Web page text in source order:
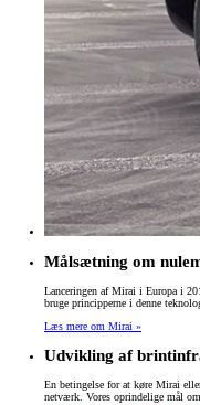
Målsætning om
Lanceringen af Mirai i Europa i
bruge principperne i denne
Læs mere om Mirai »
Udvikling af
En betingelse for at køre Mirai
netværk. Vores oprindelige mål